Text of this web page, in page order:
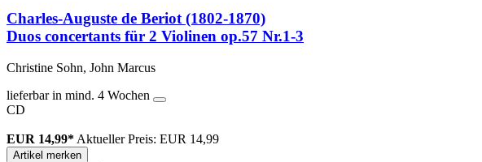
Charles-Auguste de Beriot (1802-1870)
Duos concertants für 2 Violinen op.57 Nr.1-3
Christine Sohn, John Marcus
lieferbar in mind. 4 Wochen
CD
EUR 14,99* Aktueller Preis: EUR 14,99
Artikel merken